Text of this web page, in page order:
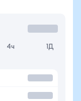
4ч 1Д